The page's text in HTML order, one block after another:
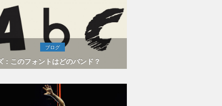
ブログ
：このフォントはどのバンド？